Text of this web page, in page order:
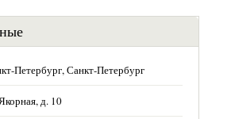
Петербург, Санкт-Петербург
д. 10